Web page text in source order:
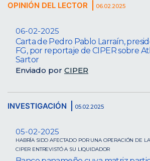
OPINIÓN DEL LECTOR 06.02.2025
06-02-2025
Carta de Pedro Pablo Larraín,
FG, por reportaje de CIPER sobre
Sartor
Enviado por CIPER
INVESTIGACIÓN 05.02.2025
05-02-2025
HABRÍA SIDO AFECTADO POR UNA OPERACIÓN DE
CIPER ENTREVISTÓ A SU LIQUIDADOR